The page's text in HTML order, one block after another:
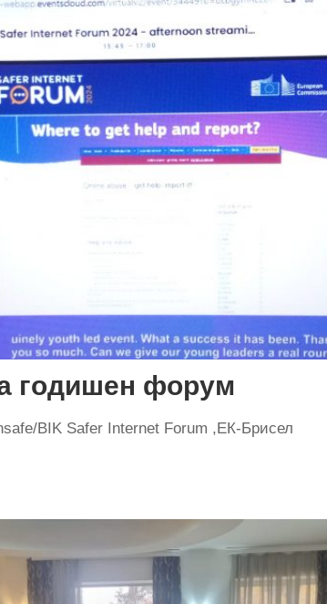
годишен форум
BIK Safer Internet Forum ,ЕК-Брисел